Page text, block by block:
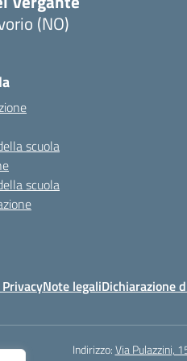
(NO)
scuola
scuola
Note legaliDichiarazione
Indirizzo:Via Pulazzini,